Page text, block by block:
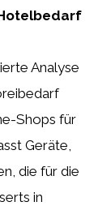
Analyse
Shops für
Geräte,
die für die
in